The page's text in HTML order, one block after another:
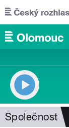
Přejít k hlavnímu
Společnost